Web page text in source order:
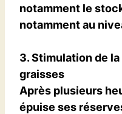
notamment le
notamment au
3. Stimulation de
graisses
Après plusieurs
épuise ses